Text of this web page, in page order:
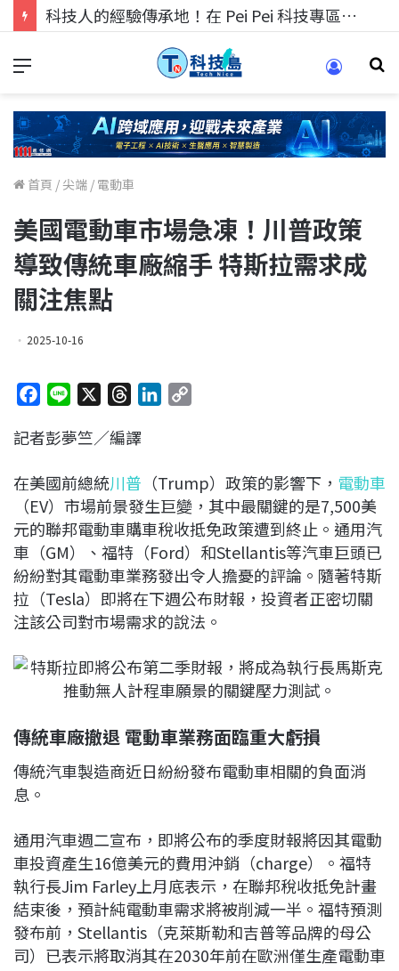
科技人的經驗傳承地！在 Pei Pei 科技專區，與學弟妹交流最硬核的技術
首頁 /尖端 / 電動車
美國電動車市場急凍！川普政策
導致傳統車廠縮手 特斯拉需求成
關注焦點
2025-10-16
c
b
o
o
k
n
r
a
d
s
e
d
I
n
L
n
記者彭夢竺／編譯
在美國前總統川普 （Trump）政策的影響下， 電動車
（EV）市場前景發生巨變，其中最關鍵的是7,500美
元的聯邦電動車購車稅收抵免政策遭到終止。通用汽
車（GM）、福特（Ford）和Stellantis等汽車巨頭已
紛紛對其電動車業務發出令人擔憂的評論。隨著特斯
拉（Tesla）即將在下週公布財報，投資者正密切關
注該公司對市場需求的說法。
傳統車廠撤退 電動車業務面臨重大虧損
傳統汽車製造商近日紛紛發布電動車相關的負面消
息。
通用汽車週二宣布，即將公布的季度財報將因其電動
車投資產生16億美元的費用沖銷（charge）。福特
執行長Jim Farley上月底表示，在聯邦稅收抵免計畫
結束後，預計純電動車需求將被削減一半。福特預測
發布前，Stellantis（克萊斯勒和吉普等品牌的母公
司）已表示將取消其在2030年前在歐洲僅生產電動車